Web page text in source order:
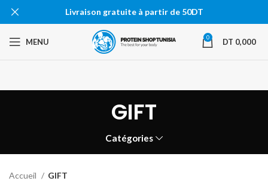
MENU 0 DT 0,000
GIFT
Catégories
Accueil GIFT
Livraison gratuite à partir de 50DT